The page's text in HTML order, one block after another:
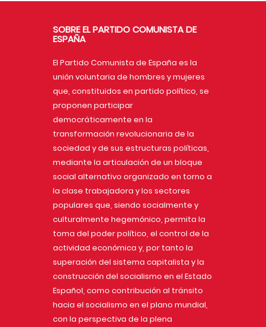
SOBRE EL PARTIDO COMUNISTA DE
ESPAÑA
El Partido Comunista de España es la
unión voluntaria de hombres y mujeres
que, constituidos en partido político, se
proponen participar
democráticamente en la
transformación revolucionaria de la
sociedad y de sus estructuras políticas,
mediante la articulación de un bloque
social alternativo organizado en torno a
la clase trabajadora y los sectores
populares que, siendo socialmente y
culturalmente hegemónico, permita la
toma del poder político, el control de la
actividad económica y, por tanto la
superación del sistema capitalista y la
construcción del socialismo en el Estado
Español, como contribución al tránsito
hacia el socialismo en el plano mundial,
con la perspectiva de la plena